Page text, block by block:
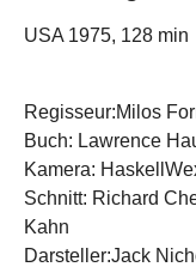
USA 1975, 128 min
Regisseur:Milos
Buch: Lawrence
Kamera:
Schnitt: Richard
Kahn
Darsteller:Jack